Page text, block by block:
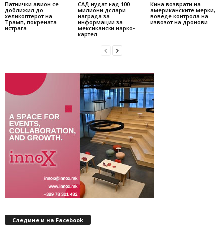
Патнички авион се
доближил до
хеликоптерот на
Трамп, покрената
истрага
САД нудат над 100
милиони долари
награда за
информации за
мексикански нарко-
картел
Кина возврати на
американските мерки,
воведе контрола на
извозот на дронови
Следине и на Facebook